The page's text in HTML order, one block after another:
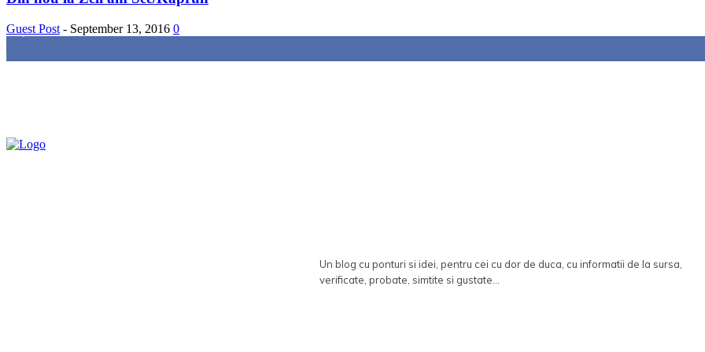
Guest Post - September 13, 2016 0
85,000 Fans
Un blog cu ponturi si idei, pentru cei cu dor de duca, cu informatii de la sursa,
verificate, probate, simtite si gustate...